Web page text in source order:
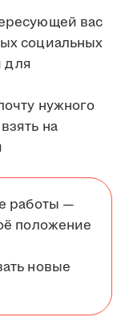
вас
социальных
для
нужного
на
работы —
положение
новые